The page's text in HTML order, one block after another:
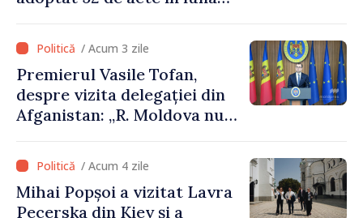
/ Acum 3 zile
Premierul Vasile Tofan,
despre vizita delegației din
Afganistan: „R. Moldova nu
talibană. Aprobarea acestei
vizite a fost o eroare de
evaluare și de coordonare
/ Acum 4 zile
Mihai Popșoi a vizitat Lavra
Pecerska din Kiev și a